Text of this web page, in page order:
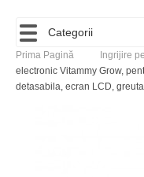
Categorii
Prima Pagină Ingrijire
electronic Vitammy Grow,
detasabila, ecran LCD,